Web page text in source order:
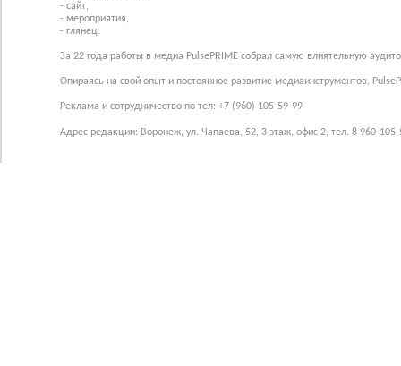
- сайт,
- мероприятия,
- глянец.
За 22 года работы в медиа PulsePRIME собрал самую влиятельную
Опираясь на свой опыт и постоянное развитие медиаинструментов,
Реклама и сотрудничество по тел: +7 (960) 105-59-99
Адрес редакции: Воронеж, ул. Чапаева, 52, 3 этаж, офис 2, тел. 8 960-